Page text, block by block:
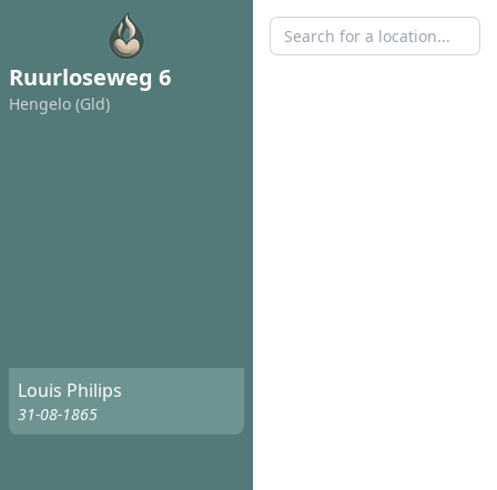
Ruurloseweg 6
Hengelo (Gld)
Louis Philips
31-08-1865